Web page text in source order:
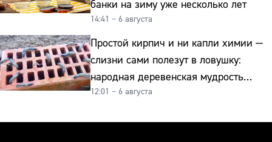
банки на зиму уже несколько лет
14:41 – 6 августа
Простой кирпич и ни капли химии —
слизни сами полезут в ловушку:
народная деревенская мудрость
реально работает
12:01 – 6 августа